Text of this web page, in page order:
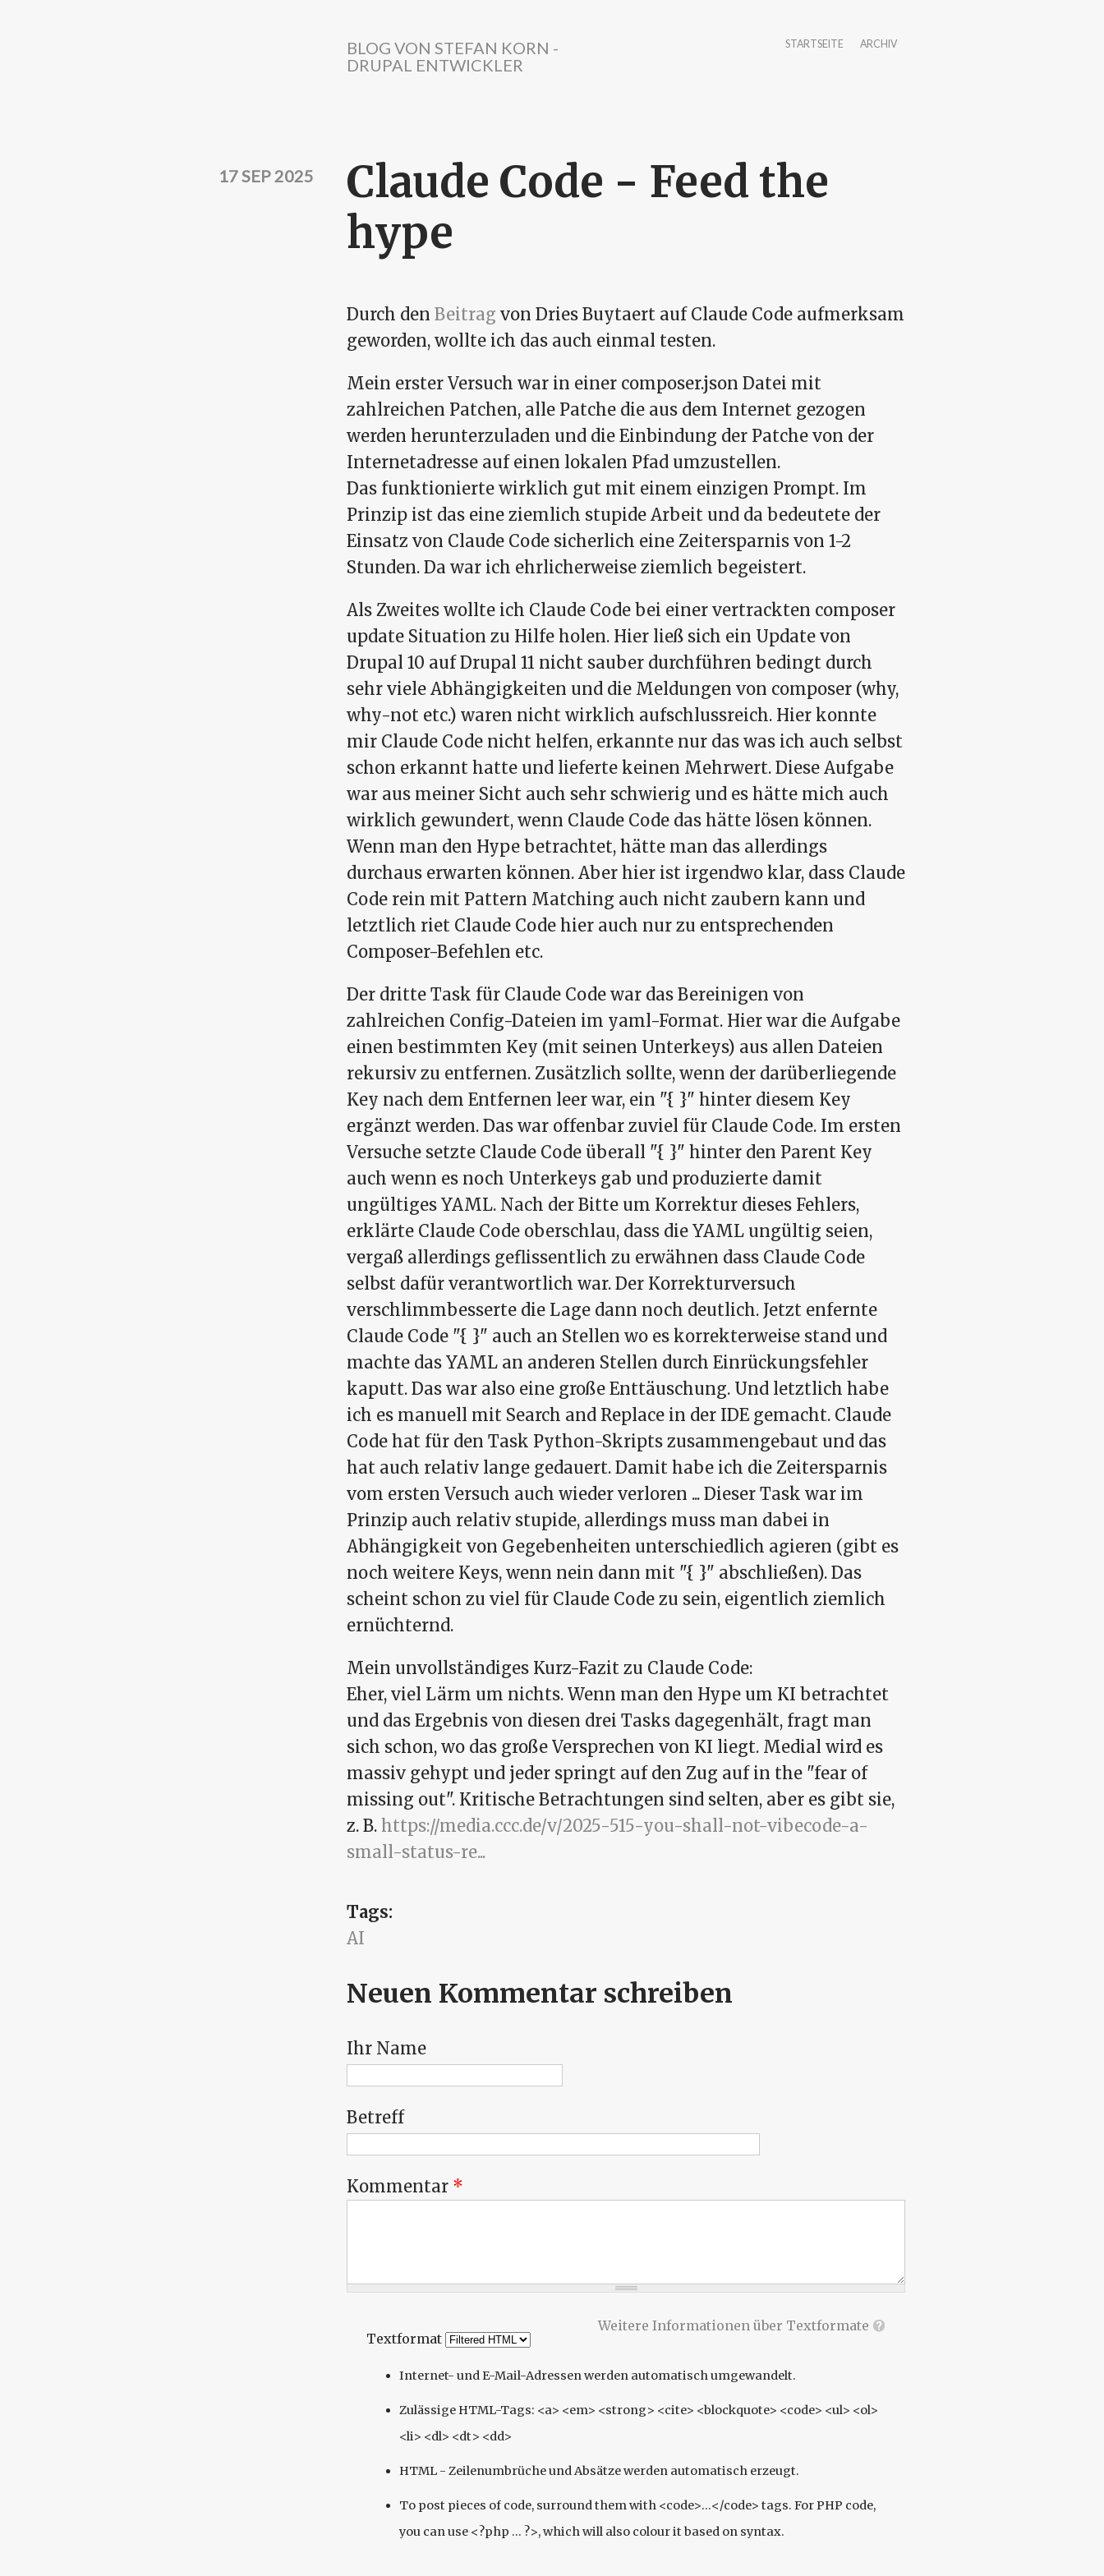
BLOG VON STEFAN KORN -
DRUPAL ENTWICKLER
STARTSEITE ARCHIV
Claude Code - Feed the
hype
17 SEP 2025
Durch den Beitrag von Dries Buytaert auf Claude Code aufmerksam
geworden, wollte ich das auch einmal testen.
Mein erster Versuch war in einer composer.json Datei mit
zahlreichen Patchen, alle Patche die aus dem Internet gezogen
werden herunterzuladen und die Einbindung der Patche von der
Internetadresse auf einen lokalen Pfad umzustellen.
Das funktionierte wirklich gut mit einem einzigen Prompt. Im
Prinzip ist das eine ziemlich stupide Arbeit und da bedeutete der
Einsatz von Claude Code sicherlich eine Zeitersparnis von 1-2
Stunden. Da war ich ehrlicherweise ziemlich begeistert.
Als Zweites wollte ich Claude Code bei einer vertrackten composer
update Situation zu Hilfe holen. Hier ließ sich ein Update von
Drupal 10 auf Drupal 11 nicht sauber durchführen bedingt durch
sehr viele Abhängigkeiten und die Meldungen von composer (why,
why-not etc.) waren nicht wirklich aufschlussreich. Hier konnte
mir Claude Code nicht helfen, erkannte nur das was ich auch selbst
schon erkannt hatte und lieferte keinen Mehrwert. Diese Aufgabe
war aus meiner Sicht auch sehr schwierig und es hätte mich auch
wirklich gewundert, wenn Claude Code das hätte lösen können.
Wenn man den Hype betrachtet, hätte man das allerdings
durchaus erwarten können. Aber hier ist irgendwo klar, dass Claude
Code rein mit Pattern Matching auch nicht zaubern kann und
letztlich riet Claude Code hier auch nur zu entsprechenden
Composer-Befehlen etc.
Der dritte Task für Claude Code war das Bereinigen von
zahlreichen Config-Dateien im yaml-Format. Hier war die Aufgabe
einen bestimmten Key (mit seinen Unterkeys) aus allen Dateien
rekursiv zu entfernen. Zusätzlich sollte, wenn der darüberliegende
Key nach dem Entfernen leer war, ein "{ }" hinter diesem Key
ergänzt werden. Das war offenbar zuviel für Claude Code. Im ersten
Versuche setzte Claude Code überall "{ }" hinter den Parent Key
auch wenn es noch Unterkeys gab und produzierte damit
ungültiges YAML. Nach der Bitte um Korrektur dieses Fehlers,
erklärte Claude Code oberschlau, dass die YAML ungültig seien,
vergaß allerdings geflissentlich zu erwähnen dass Claude Code
selbst dafür verantwortlich war. Der Korrekturversuch
verschlimmbesserte die Lage dann noch deutlich. Jetzt enfernte
Claude Code "{ }" auch an Stellen wo es korrekterweise stand und
machte das YAML an anderen Stellen durch Einrückungsfehler
kaputt. Das war also eine große Enttäuschung. Und letztlich habe
ich es manuell mit Search and Replace in der IDE gemacht. Claude
Code hat für den Task Python-Skripts zusammengebaut und das
hat auch relativ lange gedauert. Damit habe ich die Zeitersparnis
vom ersten Versuch auch wieder verloren ... Dieser Task war im
Prinzip auch relativ stupide, allerdings muss man dabei in
Abhängigkeit von Gegebenheiten unterschiedlich agieren (gibt es
noch weitere Keys, wenn nein dann mit "{ }" abschließen). Das
scheint schon zu viel für Claude Code zu sein, eigentlich ziemlich
ernüchternd.
Mein unvollständiges Kurz-Fazit zu Claude Code:
Eher, viel Lärm um nichts. Wenn man den Hype um KI betrachtet
und das Ergebnis von diesen drei Tasks dagegenhält, fragt man
sich schon, wo das große Versprechen von KI liegt. Medial wird es
massiv gehypt und jeder springt auf den Zug auf in the "fear of
missing out". Kritische Betrachtungen sind selten, aber es gibt sie,
z. B. https://media.ccc.de/v/2025-515-you-shall-not-vibecode-a-
small-status-re...
Tags:
AI
Neuen Kommentar schreiben
Ihr Name
Betreff
Kommentar *
Weitere Informationen über Textformate
Textformat
Internet- und E-Mail-Adressen werden automatisch umgewandelt.
Zulässige HTML-Tags: <a> <em> <strong> <cite> <blockquote> <code> <ul> <ol>
<li> <dl> <dt> <dd>
HTML - Zeilenumbrüche und Absätze werden automatisch erzeugt.
To post pieces of code, surround them with <code>...</code> tags. For PHP code,
you can use <?php ... ?>, which will also colour it based on syntax.